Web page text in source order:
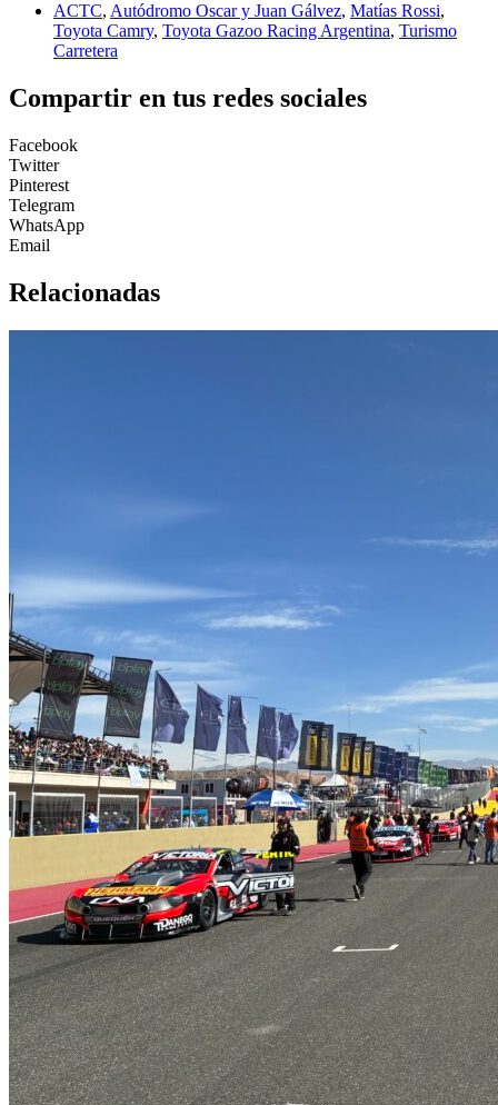
ACTC, Autódromo Oscar y Juan Gálvez, Matías Rossi,
Toyota Camry, Toyota Gazoo Racing Argentina, Turismo
Carretera
Compartir en tus redes sociales
Facebook
Twitter
Pinterest
Telegram
WhatsApp
Email
Relacionadas